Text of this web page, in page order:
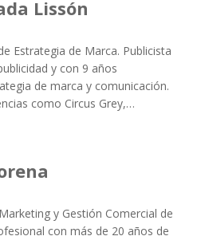
Lissón
Estrategia de Marca. Publicista
y con 9 años
de marca y comunicación.
como Circus Grey,…
y Gestión Comercial de
con más de 20 años de